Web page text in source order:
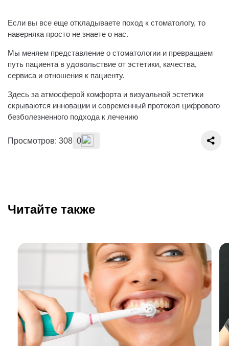
Если вы все еще откладываете поход к стоматологу, то
наверняка просто не знаете о нас.
Мы меняем представление о стоматологии и превращаем
путь пациента в удовольствие от эстетики, качества,
сервиса и отношения к пациенту.
Здесь за атмосферой комфорта и визуальной эстетики
скрываются инновации и современный протокол цифрового
безболезненного подхода к лечению
Просмотров: 308 0
Читайте также